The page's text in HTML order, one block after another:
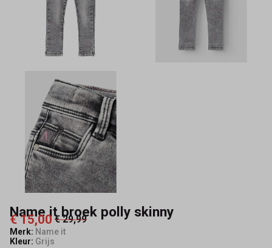
Keez&Co
Name it broek polly skinny
€ 15,00 € 29,99
Merk: Name it
Kleur: Grijs